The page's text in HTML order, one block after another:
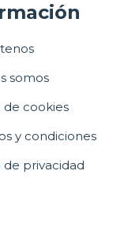
somos
de cookies
y condiciones
de privacidad